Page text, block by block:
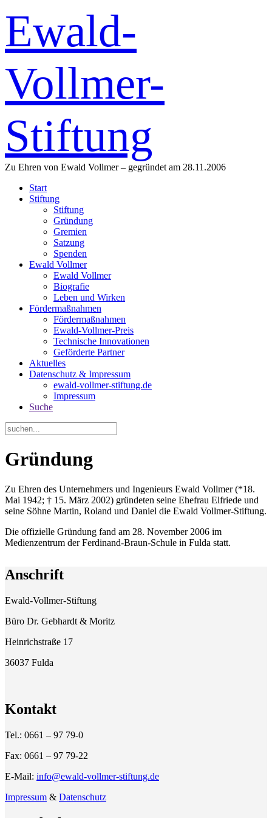
Ewald-
Vollmer-
Stiftung
Zu Ehren von Ewald Vollmer – gegründet am 28.11.2006
Start
Stiftung
Stiftung
Gründung
Gremien
Satzung
Spenden
Ewald Vollmer
Ewald Vollmer
Biografie
Leben und Wirken
Fördermaßnahmen
Fördermaßnahmen
Ewald-Vollmer-Preis
Technische Innovationen
Geförderte Partner
Aktuelles
Datenschutz & Impressum
ewald-vollmer-stiftung.de
Impressum
Suche
Gründung
Zu Ehren des Unternehmers und Ingenieurs Ewald Vollmer (*18.
Mai 1942; † 15. März 2002) gründeten seine Ehefrau Elfriede und
seine Söhne Martin, Roland und Daniel die Ewald Vollmer-Stiftung.
Die offizielle Gründung fand am 28. November 2006 im
Medienzentrum der Ferdinand-Braun-Schule in Fulda statt.
Anschrift
Ewald-Vollmer-Stiftung
Büro Dr. Gebhardt & Moritz
Heinrichstraße 17
36037 Fulda
Kontakt
Tel.: 0661 – 97 79-0
Fax: 0661 – 97 79-22
E-Mail: info@ewald-vollmer-stiftung.de
Impressum & Datenschutz